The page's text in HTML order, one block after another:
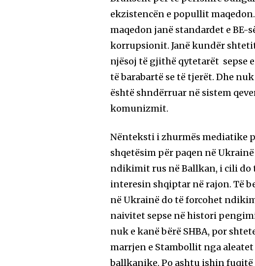
ekzistencën e popullit
maqedon janë standardet e
korrupsionit. Janë kundër
njësoj të gjithë qytetarët sepse
të barabartë se të tjerët. Dhe
është shndërruar në sistem
komunizmit.
Nënteksti i zhurmës mediatike
shqetësim për paqen në
ndikimit rus në Ballkan, i cili
interesin shqiptar në rajon. Të
në Ukrainë do të forcohet
naivitet sepse në histori
nuk e kanë bërë SHBA, por
marrjen e Stambollit nga
ballkanike. Po ashtu ishin